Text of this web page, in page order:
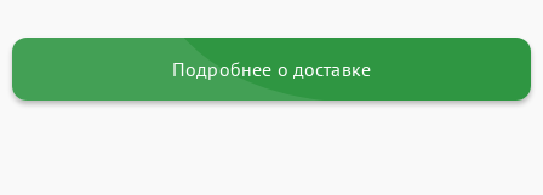
Подробнее о доставке